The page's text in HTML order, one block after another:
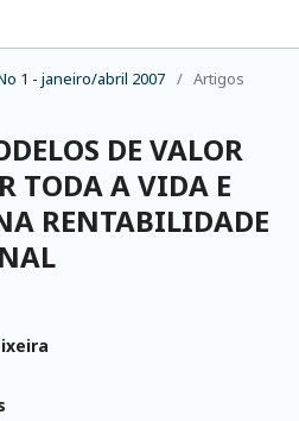
1 - janeiro/abril 2007 / Artigos
DE VALOR
TODA A VIDA E
RENTABILIDADE